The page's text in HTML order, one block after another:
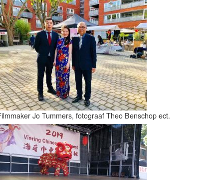
Jo Tummers, fotograaf Theo Benschop ect.